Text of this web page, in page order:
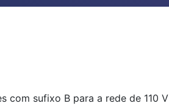
com sufixo B para a rede de